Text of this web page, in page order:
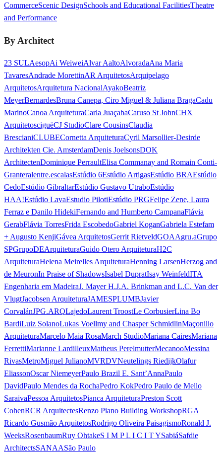
CommerceScenic DesignSchools and Educational FacilitiesTheatre
and Performance
By Architect
23 SULAesopAi WeiweiAlvar AaltoAlvoradaAna Maria
TavaresAndrade MorettinAR ArquitetosArquipelago
ArquitetosArquitetura NacionalAyakoBeatriz
MeyerBernardesBruna Canepa, Ciro Miguel & Juliana BragaCadu
MarinoCanoa ArquiteturaCarla JuaçabaCaruso St JohnCHX
ArquitetosciguëCJ StudioClare CousinsClaudia
BrescianiCLUBECornetta ArquiteturaCyril Marsollier-Desirde
Architekten Cie. AmsterdamDenis JoelsonsDOK
ArchitectenDominique PerraultElisa Commanay and Romain Conti-
Granteralentre.escalasEstúdio 6Estúdio ArtigasEstúdio BRAEstúdio
CedoEstúdio GibraltarEstúdio Gustavo UtraboEstúdio
HAA!Estúdio LavaEstudio PilotiEstúdio PRGFelipe Zene, Laura
Ferraz e Danilo HidekiFernando and Humberto CampanaFlávia
GerabFlávia TorresFrida EscobedoGabriel KoganGabriela Estefam
+ Augusto KenjiGávea ArquitetosGerrit RietveldGOAAgru.aGrupo
SPGrupoDEArquiteturaGuido Otero ArquiteturaH2C
ArquiteturaHelena Meirelles ArquiteturaHenning LarsenHerzog and
de MeuronIn Praise of ShadowsIsabel DupratIsay WeinfeldITA
Engenharia em MadeiraJ. Mayer H.J.A. Brinkman and L.C. Van der
VlugtJacobsen ArquiteturaJAMESPLUMBJavier
CorvalánJPG.ARQLajedoLaurent TroostLe CorbusierLina Bo
BardiLuiz SolanoLukas Voellmy and Chasper SchmidlinMaçonilio
ArquiteturaMarcelo Maia RosaMarch StudioMariana CairesMariana
FerrettiMarianne LardilleuxMatheus PerelmutterMecanooMessina
RivasMetroMiguel JulianoMVRDVNeutelings RiedijkOlafur
EliassonOscar NiemeyerPaulo Brazil E. Sant’AnnaPaulo
DavidPaulo Mendes da RochaPedro KokPedro Paulo de Mello
SaraivaPessoa ArquitetosPianca ArquiteturaPreston Scott
CohenRCR ArquitectesRenzo Piano Building WorkshopRGA
Ricardo Gusmão ArquitetosRodrigo Oliveira PaisagismoRonald J.
WeeksRosenbaumRuy OhtakeS I M P L I C I T YSabiáSafdie
ArchitectsSANAASão Paulo